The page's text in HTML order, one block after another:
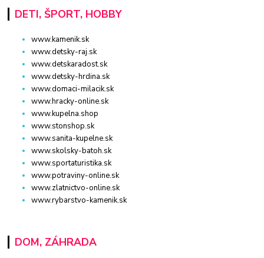
DETI, ŠPORT, HOBBY
www.kamenik.sk
www.detsky-raj.sk
www.detskaradost.sk
www.detsky-hrdina.sk
www.domaci-milacik.sk
www.hracky-online.sk
www.kupelna.shop
www.stonshop.sk
www.sanita-kupelne.sk
www.skolsky-batoh.sk
www.sportaturistika.sk
www.potraviny-online.sk
www.zlatnictvo-online.sk
www.rybarstvo-kamenik.sk
DOM, ZÁHRADA